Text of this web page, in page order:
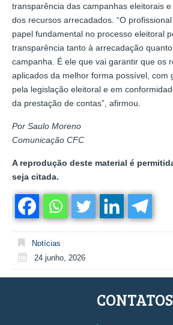
transparência das campanhas eleitorais
dos recursos arrecadados. “O
papel fundamental no processo eleitoral
transparência tanto à arrecadação
campanha. É ele que vai garantir que os
aplicados da melhor forma possível, com
pela legislação eleitoral e em
da prestação de contas”, afirmou.
Por Saulo Moreno
Comunicação CFC
A reprodução deste material é
seja citada.
Notícias
24 junho, 2026
CONTATOS